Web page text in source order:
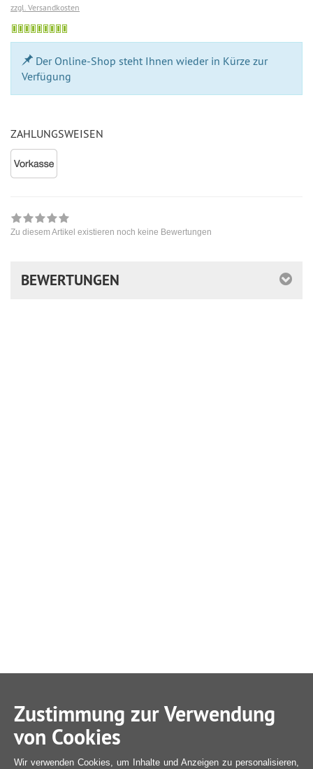
zzgl. Versandkosten
möglich
Der Online-Shop steht Ihnen wieder in Kürze zur
Verfügung
ZAHLUNGSWEISEN
Zu diesem Artikel existieren noch keine Bewertungen
BEWERTUNGEN
Zustimmung zur Verwendung
von Cookies
Wir verwenden Cookies, um Inhalte und Anzeigen zu personalisieren,